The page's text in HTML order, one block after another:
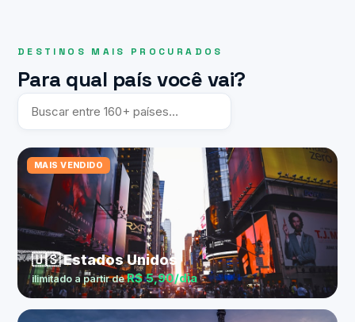
DESTINOS MAIS PROCURADOS
Para qual país você vai?
MAIS VENDIDO
🇺🇸 Estados Unidos
ilimitado a partir deR$ 5,90/dia